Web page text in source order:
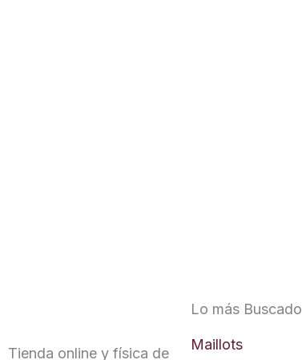
Tienda online y física de
Lo más Buscado
Maillots